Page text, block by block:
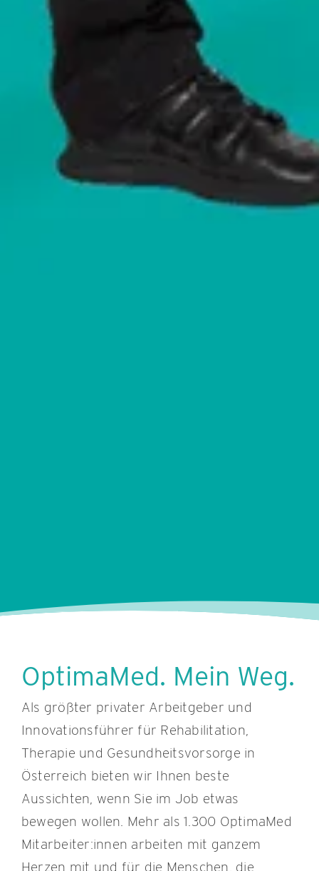
OptimaMed. Mein Weg.
Als größter privater Arbeitgeber und
Innovationsführer für Rehabilitation,
Therapie und Gesundheitsvorsorge in
Österreich bieten wir Ihnen beste
Aussichten, wenn Sie im Job etwas
bewegen wollen. Mehr als 1.300 OptimaMed
Mitarbeiter:innen arbeiten mit ganzem
Herzen mit und für die Menschen, die